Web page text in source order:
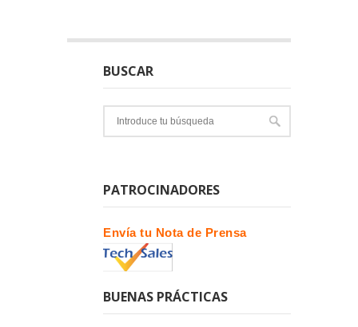
BUSCAR
PATROCINADORES
Envía tu Nota de Prensa
BUENAS PRÁCTICAS